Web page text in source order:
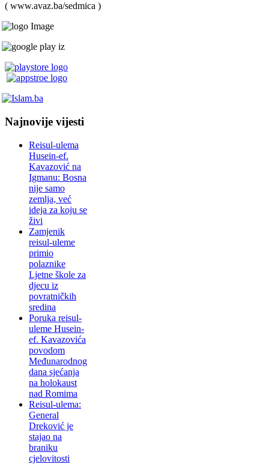
( www.avaz.ba/sedmica )
Najnovije vijesti
Reisul-ulema
Husein-ef.
Kavazović na
Igmanu: Bosna
nije samo
zemlja, već
ideja za koju se
živi
Zamjenik
reisul-uleme
primio
polaznike
Ljetne škole za
djecu iz
povratničkih
sredina
Poruka reisul-
uleme Husein-
ef. Kavazovića
povodom
Međunarodnog
dana sjećanja
na holokaust
nad Romima
Reisul-ulema:
General
Dreković je
stajao na
braniku
cjelovitosti